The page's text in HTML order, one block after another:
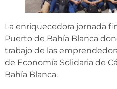
La enriquecedora jornada
Puerto de Bahía Blanca
trabajo de las
de Economía Solidaria de
Bahía Blanca.